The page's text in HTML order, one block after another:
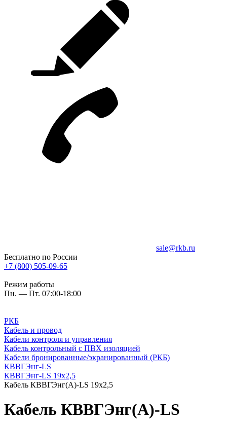
sale@rkb.ru
Бесплатно по России
+7 (800) 505-09-65
Режим работы
Пн. — Пт. 07:00-18:00
РКБ
Кабель и провод
Кабели контроля и управления
Кабель контрольный с ПВХ изоляцией
Кабели бронированные/экранированный (РКБ)
КВВГЭнг-LS
КВВГЭнг-LS 19х2,5
Кабель КВВГЭнг(А)-LS 19х2,5
Кабель КВВГЭнг(А)-LS